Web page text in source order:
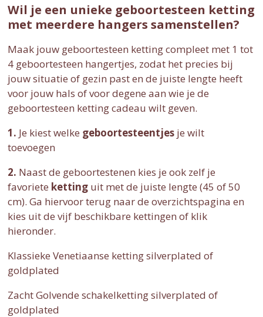
Wil je een unieke geboortesteen ketting
met meerdere hangers samenstellen?
Maak jouw geboortesteen ketting compleet met 1 tot
4 geboortesteen hangertjes, zodat het precies bij
jouw situatie of gezin past en de juiste lengte heeft
voor jouw hals of voor degene aan wie je de
geboortesteen ketting cadeau wilt geven.
1. Je kiest welke geboortesteentjesje wilt
toevoegen
2. Naast de geboortestenen kies je ook zelf je
favoriete kettinguit met de juiste lengte (45 of 50
cm). Ga hiervoor terug naar de overzichtspagina en
kies uit de vijf beschikbare kettingen of klik
hieronder.
Klassieke Venetiaanse ketting silverplated of
goldplated
Zacht Golvende schakelketting silverplated of
goldplated